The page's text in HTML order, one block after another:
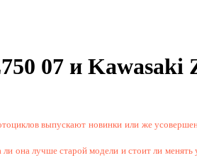
07 и Kawasaki
выпускают новинки или же
ли она лучше старой модели и стоит ли